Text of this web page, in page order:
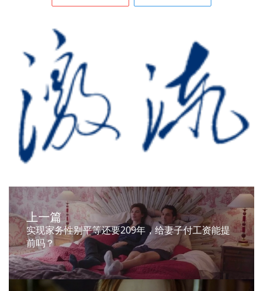
上一篇
实现家务性别平等还要209年，给妻子付工资能提
前吗？